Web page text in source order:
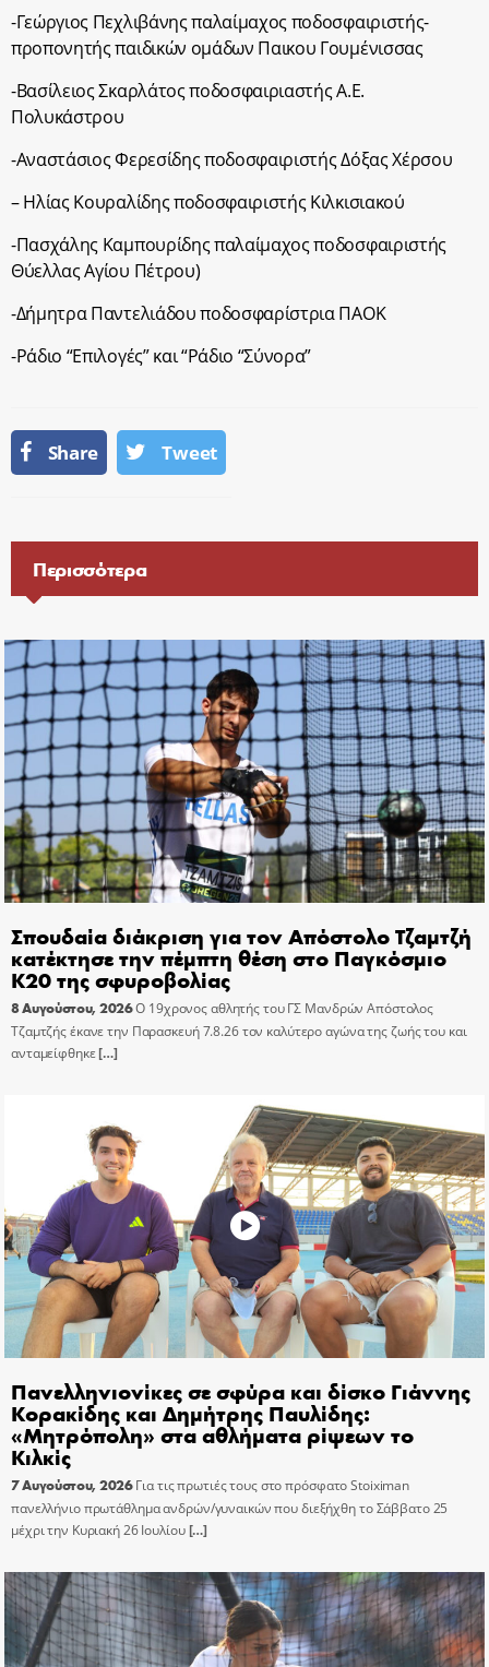
-Γεώργιος Πεχλιβάνης παλαίμαχος ποδοσφαιριστής-
προπονητής παιδικών ομάδων Παικου Γουμένισσας
-Βασίλειος Σκαρλάτος ποδοσφαιριαστής Α.Ε.
Πολυκάστρου
-Αναστάσιος Φερεσίδης ποδοσφαιριστής Δόξας Χέρσου
– Ηλίας Κουραλίδης ποδοσφαιριστής Κιλκισιακού
-Πασχάλης Καμπουρίδης παλαίμαχος ποδοσφαιριστής
Θύελλας Αγίου Πέτρου)
-Δήμητρα Παντελιάδου ποδοσφαρίστρια ΠΑΟΚ
-Ράδιο “Επιλογές” και “Ράδιο “Σύνορα”
Share Tweet
Περισσότερα
Σπουδαία διάκριση για τον Απόστολο Τζαμτζή
κατέκτησε την πέμπτη θέση στο Παγκόσμιο
Κ20 της σφυροβολίας
8 Αυγούστου, 2026Ο 19χρονος αθλητής του ΓΣ Μανδρών Απόστολος
Τζαμτζής έκανε την Παρασκευή 7.8.26 τον καλύτερο αγώνα της ζωής του και
ανταμείφθηκε[…]
Πανελληνιονίκες σε σφύρα και δίσκο Γιάννης
Κορακίδης και Δημήτρης Παυλίδης:
«Μητρόπολη» στα αθλήματα ρίψεων το
Κιλκίς
7 Αυγούστου, 2026 Για τις πρωτιές τους στο πρόσφατο Stoiximan
πανελλήνιο πρωτάθλημα ανδρών/γυναικών που διεξήχθη το Σάββατο 25
μέχρι την Κυριακή 26 Ιουλίου[…]